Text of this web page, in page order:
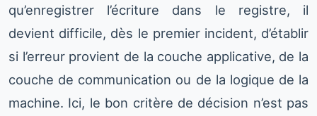
qu’enregistrer l’écriture dans le registre, il
devient difficile, dès le premier incident, d’établir
si l’erreur provient de la couche applicative, de la
couche de communication ou de la logique de la
machine. Ici, le bon critère de décision n’est pas